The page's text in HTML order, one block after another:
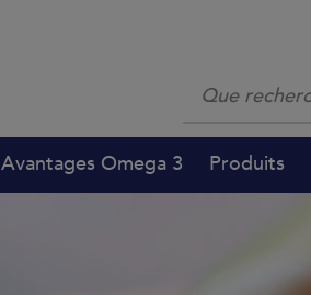
Avantages Omega 3 Produits